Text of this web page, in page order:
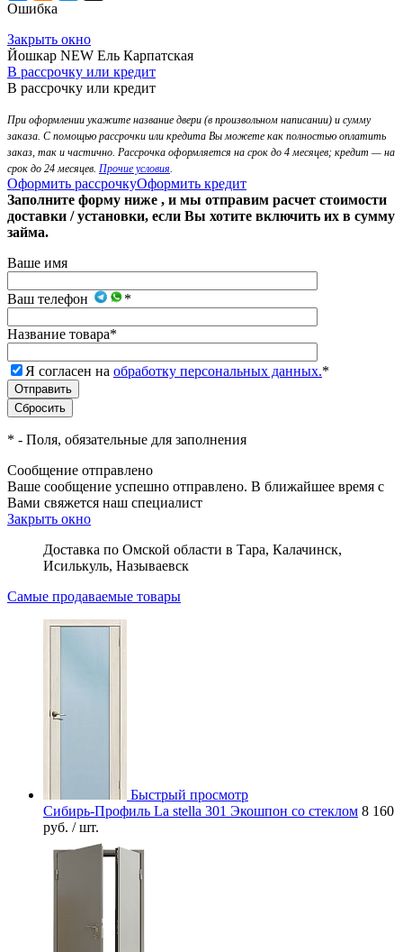
Ошибка
Закрыть окно
Йошкар NEW Ель Карпатская
В рассрочку или кредит
В рассрочку или кредит
При оформлении укажите название двери (в произвольном написании) и сумму
заказа. С помощью рассрочки или кредита Вы можете как полностью оплатить
заказ, так и частично. Рассрочка оформляется на срок до 4 месяцев; кредит — на
срок до 24 месяцев. Прочие условия.
Оформить рассрочкуОформить кредит
Заполните форму ниже , и мы отправим расчет стоимости
доставки / установки, если Вы хотите включить их в сумму
займа.
Ваше имя
Ваш телефон *
Название товара*
Я согласен на обработку персональных данных.*
* - Поля, обязательные для заполнения
Сообщение отправлено
Ваше сообщение успешно отправлено. В ближайшее время с
Вами свяжется наш специалист
Закрыть окно
Доставка по Омской области в Тара, Калачинск,
Исилькуль, Называевск
Самые продаваемые товары
Быстрый просмотр
Сибирь-Профиль La stella 301 Экошпон со стеклом 8 160
руб. / шт.